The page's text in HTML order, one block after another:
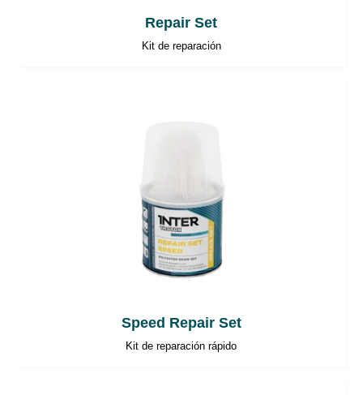
Repair Set
Kit de reparación
Speed Repair Set
Kit de reparación rápido